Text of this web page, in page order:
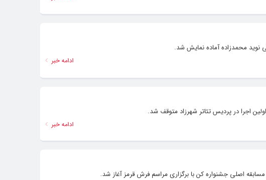
نوید محمدزاده آماده نمایش شد.
ادامه خبر
اجرا در پردیس تئاتر شهرزاد متوقف شد.
ادامه خبر
اصلی جشنواره کن با برگزاری مراسم فرش قرمز آغاز شد.